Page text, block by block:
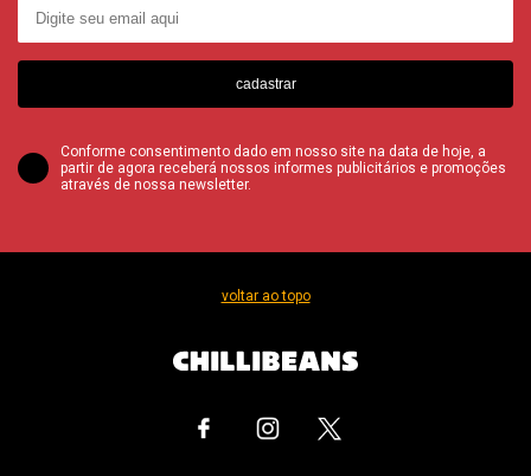
cadastrar
Conforme consentimento dado em nosso site na data de hoje, a
partir de agora receberá nossos informes publicitários e promoções
através de nossa newsletter.
voltar ao topo